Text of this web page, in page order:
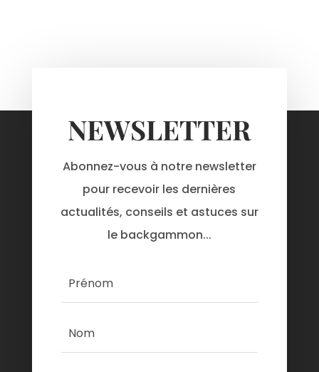
NEWSLETTER
Abonnez-vous à notre newsletter
pour recevoir les dernières
actualités, conseils et astuces sur
le backgammon...